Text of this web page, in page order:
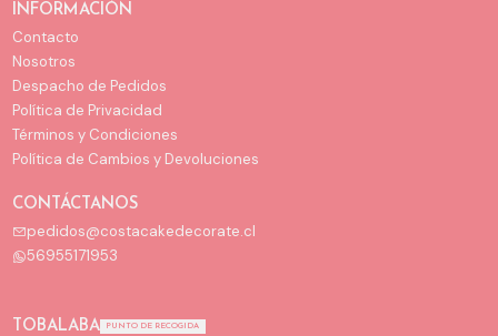
INFORMACIÓN
Contacto
Nosotros
Despacho de Pedidos
Política de Privacidad
Términos y Condiciones
Política de Cambios y Devoluciones
CONTÁCTANOS
pedidos@costacakedecorate.cl
56955171953
TOBALABA PUNTO DE RECOGIDA